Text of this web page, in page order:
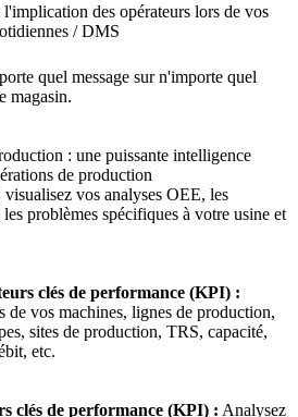
des opérateurs lors de vos
/ DMS
quel message sur n'importe quel
magasin.
: une puissante intelligence
de production
visualisez vos analyses OEE, les
problèmes spécifiques à votre usine et
clés de performance (KPI) :
de vos machines, lignes de production,
sites de production, TRS, capacité,
etc.
clés de performance (KPI) : Analysez